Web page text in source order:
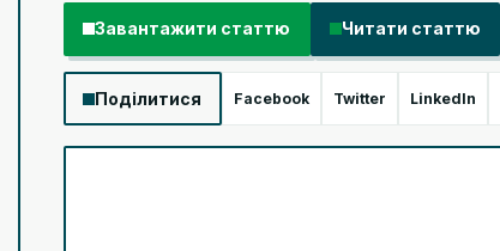
Завантажити статтю Читати статтю
Поділитися Facebook Twitter LinkedIn